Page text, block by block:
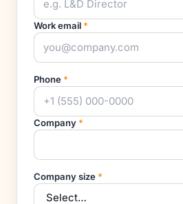
Work email *
Phone *
Company *
Company size *